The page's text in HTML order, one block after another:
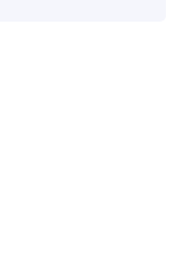
при применении
(особенно